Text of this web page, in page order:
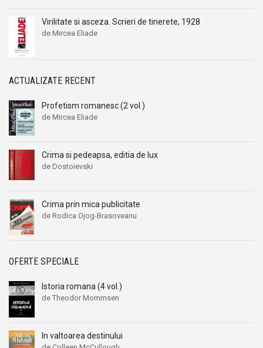
Virilitate si asceza. Scrieri de tinerete, 1928
de Mircea Eliade
ACTUALIZATE RECENT
Profetism romanesc (2 vol.)
de Mircea Eliade
Crima si pedeapsa, editia de lux
de Dostoievski
Crima prin mica publicitate
de Rodica Ojog-Brasoveanu
OFERTE SPECIALE
Istoria romana (4 vol.)
de Theodor Mommsen
In valtoarea destinului